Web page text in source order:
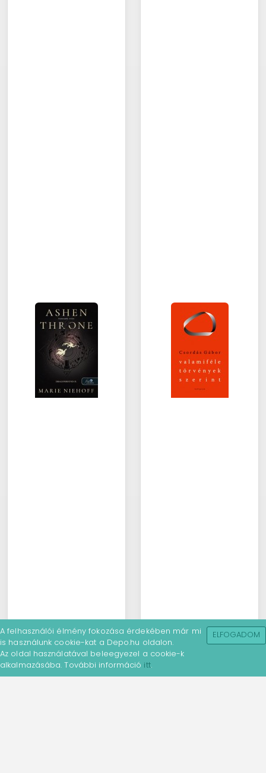
A felhasználói élmény fokozása érdekében már mi
is használunk cookie-kat a Depo.hu oldalon.
Az oldal használatával beleegyezel a cookie-k
alkalmazásába. További információ itt.
ELFOGADOM